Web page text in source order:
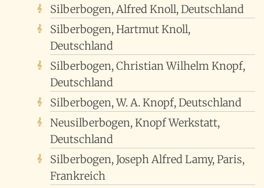
Silberbogen, Alfred Knoll, Deutschland
Silberbogen, Hartmut Knoll,
Deutschland
Silberbogen, Christian Wilhelm Knopf,
Deutschland
Silberbogen, W. A. Knopf, Deutschland
Neusilberbogen, Knopf Werkstatt,
Deutschland
Silberbogen, Joseph Alfred Lamy, Paris,
Frankreich